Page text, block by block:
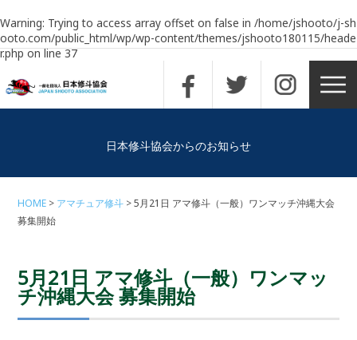
Warning: Trying to access array offset on false in /home/jshooto/j-sh
ooto.com/public_html/wp/wp-content/themes/jshooto180115/heade
r.phpon line37
日本修斗協会からのお知らせ
HOME アマチュア修斗
5月21日 アマ修斗（一般）ワンマッチ沖縄大会
募集開始
5月21日 アマ修斗（一般）ワンマッ
チ沖縄大会 募集開始